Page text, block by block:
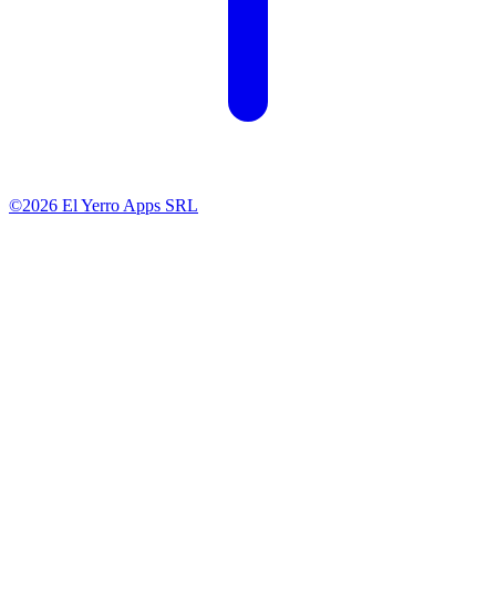
©2026 El Yerro Apps SRL